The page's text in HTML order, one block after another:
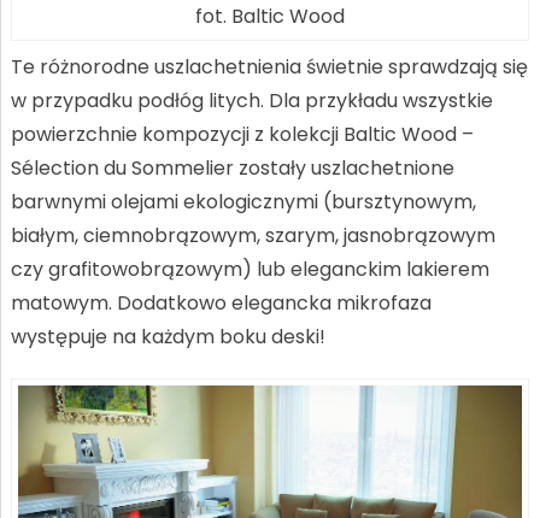
fot. Baltic Wood
Te różnorodne uszlachetnienia świetnie sprawdzają się
w przypadku podłóg litych. Dla przykładu wszystkie
powierzchnie kompozycji z kolekcji Baltic Wood –
Sélection du Sommelier zostały uszlachetnione
barwnymi olejami ekologicznymi (bursztynowym,
białym, ciemnobrązowym, szarym, jasnobrązowym
czy grafitowobrązowym) lub eleganckim lakierem
matowym. Dodatkowo elegancka mikrofaza
występuje na każdym boku deski!